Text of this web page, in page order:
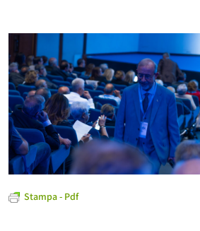
Stampa - Pdf